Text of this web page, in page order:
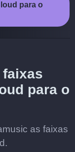
para o
para o
as faixas